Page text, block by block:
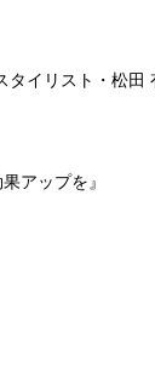
イリスト・松
アップを』